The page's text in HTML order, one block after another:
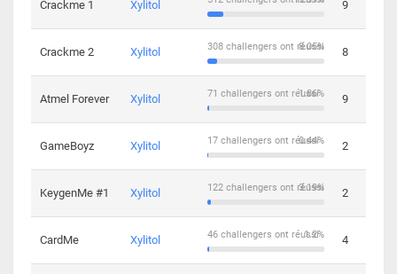
Crackme 1 Xylitol 9
Crackme 2 Xylitol 8.05%
308 challengers ont réussi 8
Atmel Forever Xylitol 1.86%
71 challengers ont réussi 9
GameBoyz Xylitol 0.44%
17 challengers ont réussi 2
KeygenMe #1 Xylitol 3.19%
122 challengers ont réussi 2
CardMe Xylitol 1.2%
46 challengers ont réussi 4